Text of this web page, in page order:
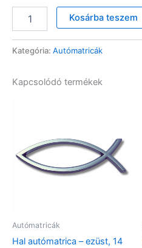
autómatrica
arany,
mennyiség
Kosárba teszem
Kategória: Autómatricák
Kapcsolódó termékek
Autómatricák
Hal autómatrica – ezüst, 14